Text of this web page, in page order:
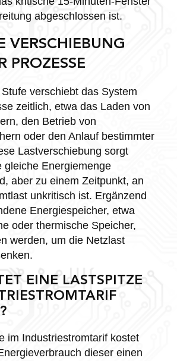
abgeschlossen ist.
VERSCHIEBUNG
PROZESSE
verschiebt das System
zeitlich, etwa das Laden von
den Betrieb von
oder den Anlauf bestimmter
Lastverschiebung sorgt
gleiche Energiemenge
aber zu einem Zeitpunkt, an
unkritisch ist. Ergänzend
Energiespeicher, etwa
oder thermische Speicher,
werden, um die Netzlast
EINE LASTSPITZE
im Industriestromtarif kostet
dieser einen